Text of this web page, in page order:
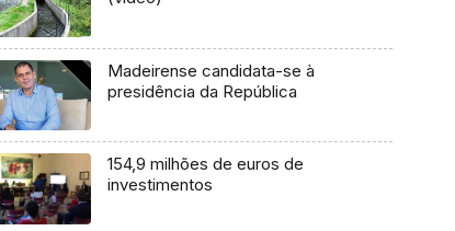
Madeirense candidata-se à
presidência da República
154,9 milhões de euros de
investimentos